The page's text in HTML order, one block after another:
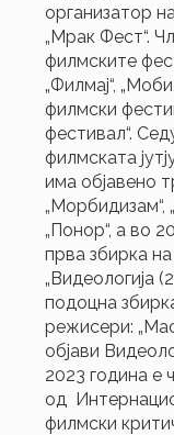
организатор
„Мрак Фест“.
филмските
„Филмај“,
филмски
фестивал“.
филмската
има објавено
„Морбидизам“,
„Понор“, а во
прва збирка
„Видеологија
подоцна
режисери:
објави
2023 година e
од
филмски